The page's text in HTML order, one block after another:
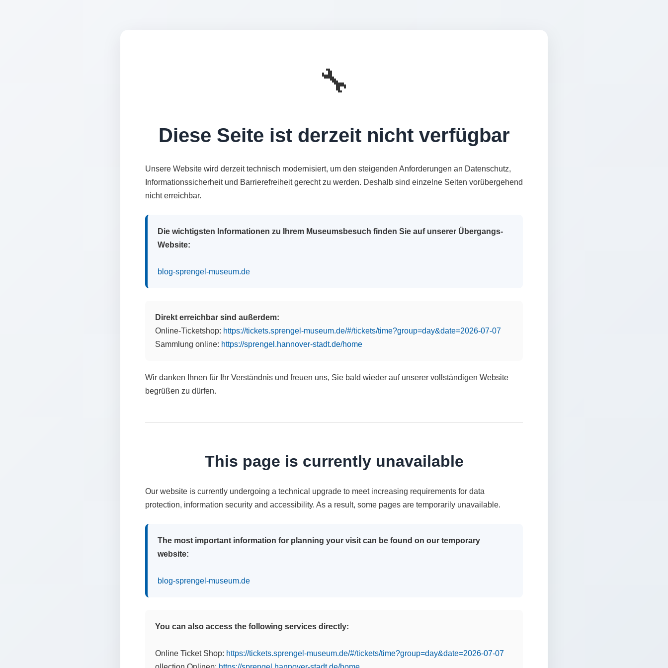
🔧
Diese Seite ist derzeit nicht verfügbar
Unsere Website wird derzeit technisch modernisiert, um den steigenden Anforderungen an Datenschutz,
Informationssicherheit und Barrierefreiheit gerecht zu werden. Deshalb sind einzelne Seiten vorübergehend
nicht erreichbar.
Die wichtigsten Informationen zu Ihrem Museumsbesuch finden Sie auf unserer Übergangs-
Website:
blog-sprengel-museum.de
Direkt erreichbar sind außerdem:
Online-Ticketshop: https://tickets.sprengel-museum.de/#/tickets/time?group=day&date=2026-07-07
Sammlung online: https://sprengel.hannover-stadt.de/home
Wir danken Ihnen für Ihr Verständnis und freuen uns, Sie bald wieder auf unserer vollständigen Website
begrüßen zu dürfen.
This page is currently unavailable
Our website is currently undergoing a technical upgrade to meet increasing requirements for data
protection, information security and accessibility. As a result, some pages are temporarily unavailable.
The most important information for planning your visit can be found on our temporary
website:
blog-sprengel-museum.de
You can also access the following services directly:
Online Ticket Shop: https://tickets.sprengel-museum.de/#/tickets/time?group=day&date=2026-07-07